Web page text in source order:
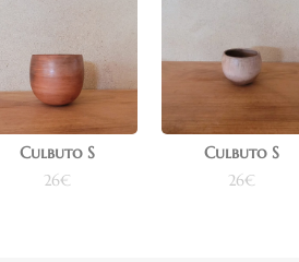
Culbuto S
26€
Culbuto S
26€